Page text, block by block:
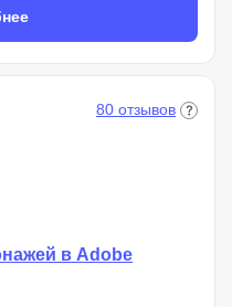
80 отзывов
в Adobe